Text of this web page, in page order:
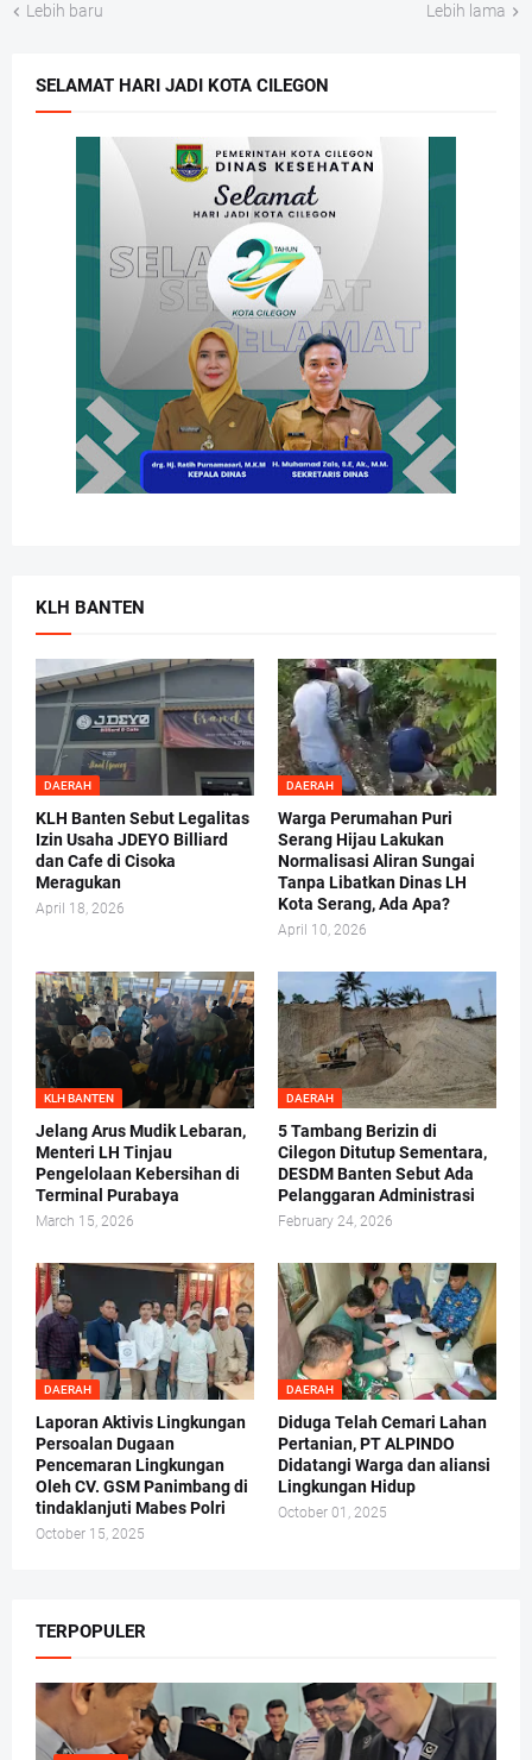
Lebih baru Lebih lama
SELAMAT HARI JADI KOTA CILEGON
KLH BANTEN
DAERAH
KLH Banten Sebut Legalitas
Izin Usaha JDEYO Billiard
dan Cafe di Cisoka
Meragukan
April 18, 2026
DAERAH
Warga Perumahan Puri
Serang Hijau Lakukan
Normalisasi Aliran Sungai
Tanpa Libatkan Dinas LH
Kota Serang, Ada Apa?
April 10, 2026
KLH BANTEN
Jelang Arus Mudik Lebaran,
Menteri LH Tinjau
Pengelolaan Kebersihan di
Terminal Purabaya
March 15, 2026
DAERAH
5 Tambang Berizin di
Cilegon Ditutup Sementara,
DESDM Banten Sebut Ada
Pelanggaran Administrasi
February 24, 2026
DAERAH
Laporan Aktivis Lingkungan
Persoalan Dugaan
Pencemaran Lingkungan
Oleh CV. GSM Panimbang di
tindaklanjuti Mabes Polri
October 15, 2025
DAERAH
Diduga Telah Cemari Lahan
Pertanian, PT ALPINDO
Didatangi Warga dan aliansi
Lingkungan Hidup
October 01, 2025
TERPOPULER